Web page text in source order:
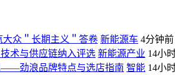
众＂长期主义＂答卷 新能源车 4分钟前
术与供应链纳入评选 新能源产业 14小
——劲浪品牌特点与选店指南 智能 14小